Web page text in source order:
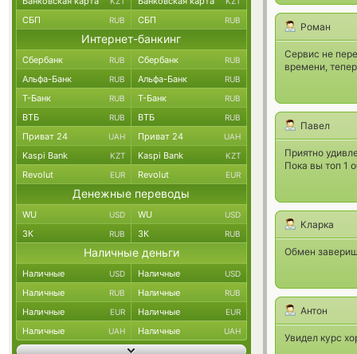
Роман
Сервис не
времени,
Павел
Приятно
Пока вы топ 1
Кларка
Обмен
Антон
Увидел курс
СБП RUB СБП RUB
Интернет-банкинг
Сбербанк RUB Сбербанк RUB
Альфа-Банк RUB Альфа-Банк RUB
Т-Банк RUB Т-Банк RUB
ВТБ RUB ВТБ RUB
Приват 24 UAH Приват 24 UAH
Kaspi Bank KZT Kaspi Bank KZT
Revolut EUR Revolut EUR
Денежные переводы
WU USD WU USD
ЗК RUB ЗК RUB
Наличные деньги
Наличные USD Наличные USD
Наличные RUB Наличные RUB
Наличные EUR Наличные EUR
Наличные UAH Наличные UAH